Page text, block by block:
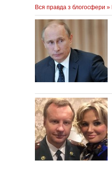
Вся правда з блогосфери »